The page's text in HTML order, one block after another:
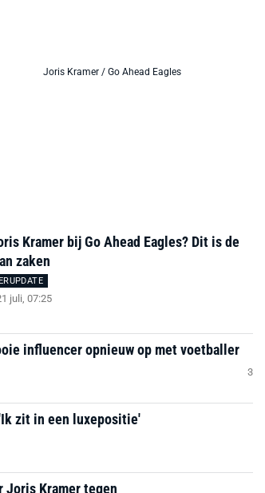
Kramer bij Go Ahead Eagles? Dit is de
zaken
juli, 07:25
influencer opnieuw op met voetballer
3
zit in een luxepositie'
Joris Kramer tegen